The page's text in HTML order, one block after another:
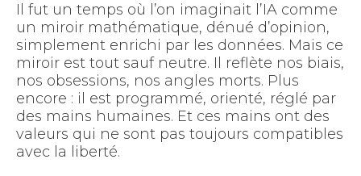
Il fut un temps où l’on imaginait l’IA comme
un miroir mathématique, dénué d’opinion,
simplement enrichi par les données. Mais ce
miroir est tout sauf neutre. Il reflète nos biais,
nos obsessions, nos angles morts. Plus
encore : il est programmé, orienté, réglé par
des mains humaines. Et ces mains ont des
valeurs qui ne sont pas toujours compatibles
avec la liberté.